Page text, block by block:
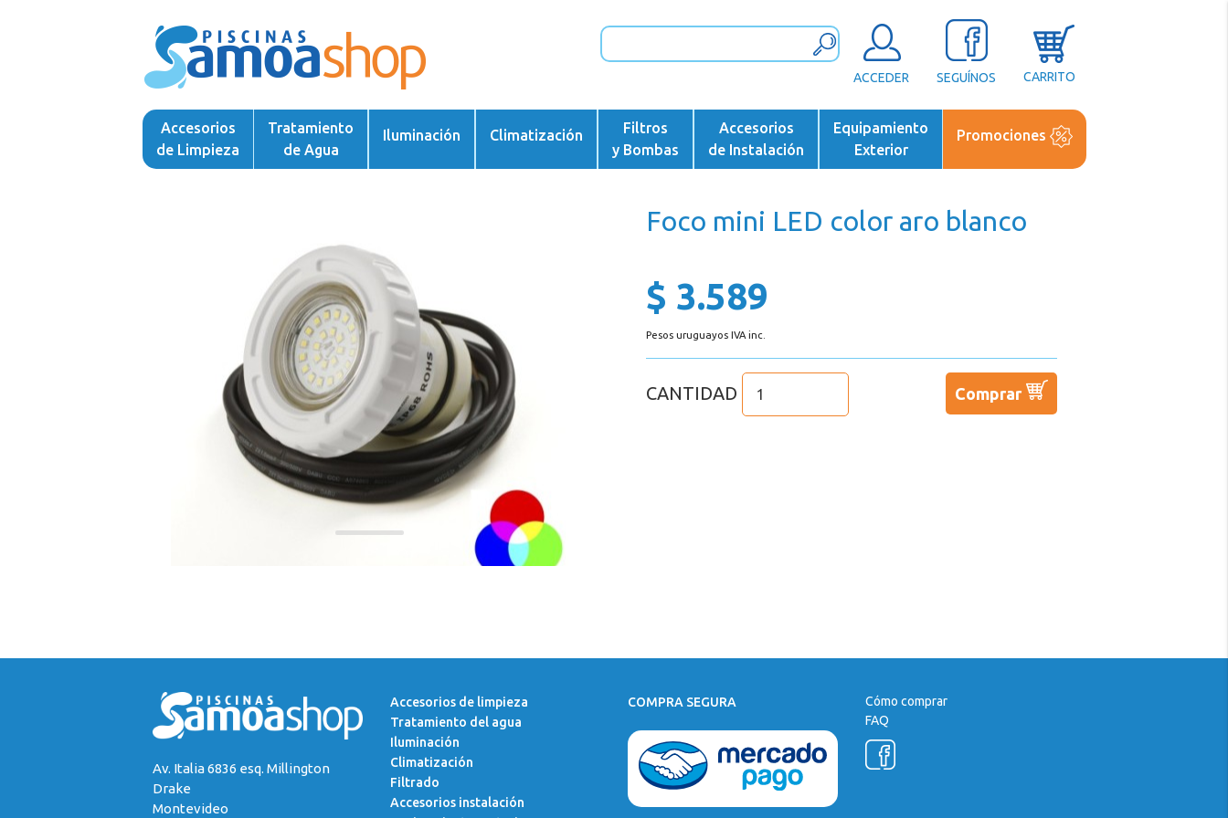
ACCEDER SEGUÍNOS CARRITO
Accesorios
de Limpieza
Tratamiento
de Agua
Iluminación Climatización
Filtros
y Bombas
Accesorios
de Instalación
Equipamiento
Exterior
Promociones
Foco mini LED color aro blanco
$ 3.589
Pesos uruguayos IVA inc.
CANTIDAD Comprar
Av. Italia 6836 esq. Millington
Drake
Montevideo
Accesorios de limpieza
Tratamiento del agua
Iluminación
Climatización
Filtrado
Accesorios instalación
COMPRA SEGURA
Cómo comprar
FAQ